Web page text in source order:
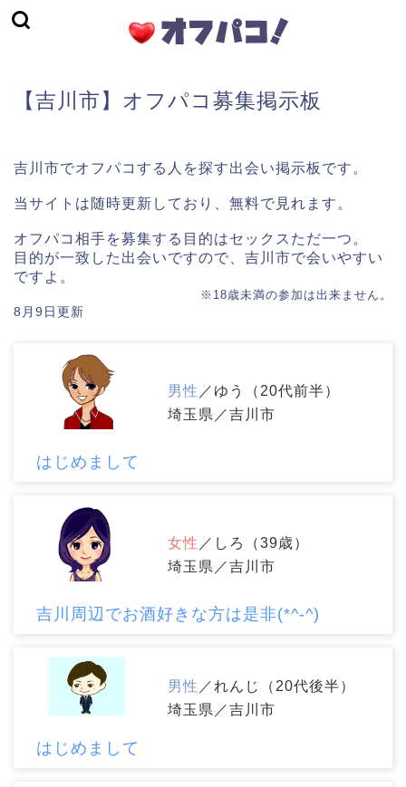
【吉川市】オフパコ募集掲示板
吉川市でオフパコする人を探す出会い掲示板です。
当サイトは随時更新しており、無料で見れます。
オフパコ相手を募集する目的はセックスただ一つ。
目的が一致した出会いですので、吉川市で会いやすい
ですよ。
※18歳未満の参加は出来ません。
8月9日更新
男性 ／ゆう（20代前半）
埼玉県／吉川市
はじめまして
女性 ／しろ（39歳）
埼玉県／吉川市
吉川周辺でお酒好きな方は是非(*^-^)
男性 ／れんじ（20代後半）
埼玉県／吉川市
はじめまして